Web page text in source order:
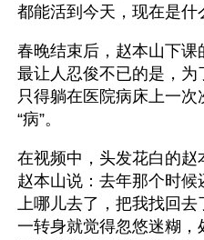
都能活到今天，现在是什
春晚结束后，赵本山下课
最让人忍俊不已的是，为
只得躺在医院病床上一
“病”。
在视频中，头发花白的赵
赵本山说：去年那个时
上哪儿去了，把我找回去
一转身就觉得忽悠迷糊